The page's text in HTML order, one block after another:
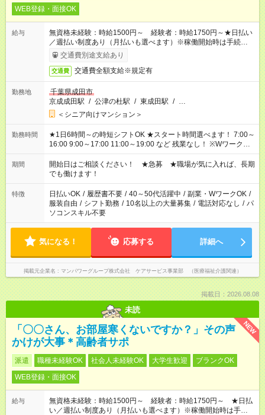
WEB登録・面接OK
給与
無資格未経験：時給1500円～ 経験者：時給1750円～★日払い
／週払い制度あり（月払いも選べます）※稼働開始時は手続き完
了次第のお支払いとなります。
交通費別途支給あり
交通費 交通費全額支給※規定有
勤務地
千葉県成田市
京成成田駅 / 公津の杜駅 / 東成田駅 / …
＜シニア向けマンション＞
勤務時間
★1日6時間～の時短シフトOK ★スタート時間選べます！ 7:00～
16:00 9:00～17:00 11:00～19:00 など 残業なし！ ※Wワークの
場合、他のお仕事と合わせ週40時間超の就業はご案内できませ
ん ※法令に基づき、週20時間以上勤務は社会保険への加入対象
となります ※労働者派遣法（日雇い派遣の原則禁止）により、
短時間・短期間の就業はご案内が難しい場合があります
期間
開始日はご相談ください！ ★急募 ★職場が気に入れば、長期
でも働けます！
特徴 日払いOK / 履歴書不要 / 40～50代活躍中 / 副業・WワークOK /
服装自由 / シフト勤務 / 10名以上の大量募集 / 電話対応なし / パ
ソコンスキル不要
気になる！ 応募する 詳細へ
掲載元企業名 マンパワーグループ株式会社 ケアサービス事業部 （医療福祉介護関連）
掲載日：2026.08.08
未読
NEW
「〇〇さん、お部屋寒くないですか？」その声
かけが大事＊高齢者サポ
派遣 職種未経験OK 社会人未経験OK 大学生歓迎
ブランクOK
WEB登録・面接OK
給与
無資格未経験：時給1500円～ 経験者：時給1750円～ ★日払
い／週払い制度あり（月払いも選べます）※稼働開始時は手続き